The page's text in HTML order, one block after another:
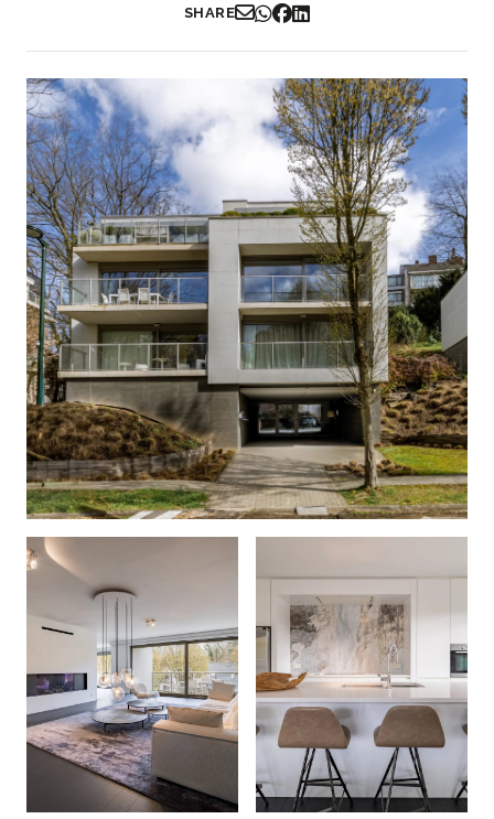
SHARE
Partager par Email
Partager sur WhatsApp
Partager sur Facebook
Partager sur LinkedIn